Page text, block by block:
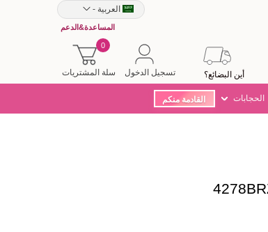
العربية -
المساعدة&الدعم
سلة المشتريات
0
تسجيل الدخول أين البضائع؟
الحجابات القادمة منكم